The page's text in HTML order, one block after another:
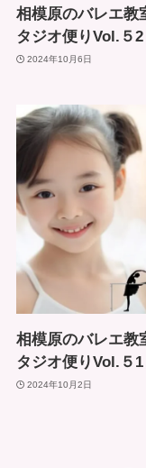
相模原のバレエ
タジオ便りVol.５
2024年10月6日
相模原のバレエ
タジオ便りVol.５
2024年10月2日